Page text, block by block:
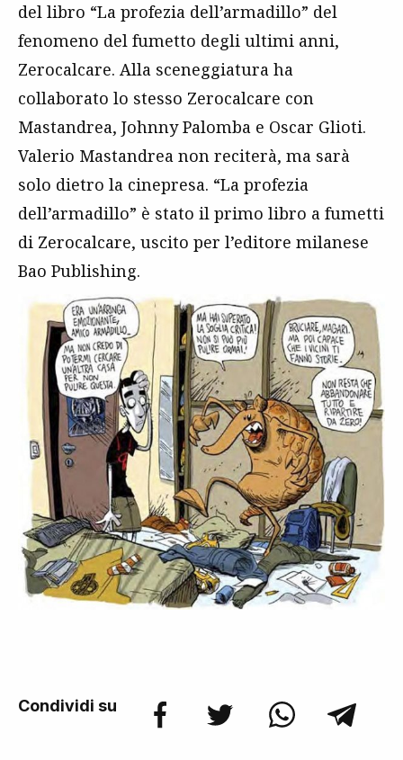
del libro “La profezia dell’armadillo” del
fenomeno del fumetto degli ultimi anni,
Zerocalcare. Alla sceneggiatura ha
collaborato lo stesso Zerocalcare con
Mastandrea, Johnny Palomba e Oscar Glioti.
Valerio Mastandrea non reciterà, ma sarà
solo dietro la cinepresa. “La profezia
dell’armadillo” è stato il primo libro a fumetti
di Zerocalcare, uscito per l’editore milanese
Bao Publishing.
Condividi su